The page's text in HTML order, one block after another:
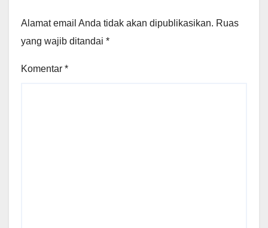
Alamat email Anda tidak akan dipublikasikan. Ruas
yang wajib ditandai *
Komentar *